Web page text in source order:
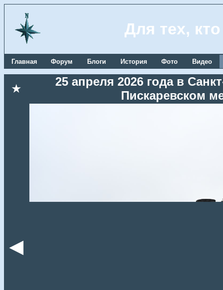
Для тех,
Главная Форум Блоги История Фото Видео
★
25 апреля 2026 года в
Пискаревском
◄